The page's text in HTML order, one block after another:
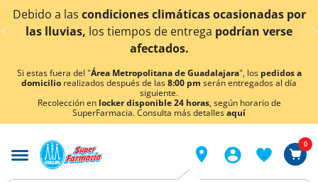
< div class="carousel-inner">
climáticas ocasionadas por
los tiempos de entregapodrían verse
¡Ahora
Si estas fuera del "Área Metropolitana de Guadalajara", los pedidos a
domicilio realizados después de las8:00 pm serán entregados al día
siguiente.
Recolección en locker disponible 24 horas, según horario de
SuperFarmacia. Consulta más detallesaquí
0